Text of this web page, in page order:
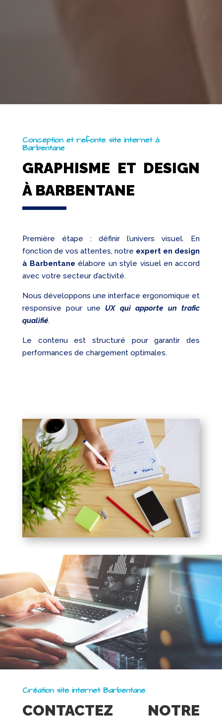
Conception et refonte site internet à
Barbentane
GRAPHISME ET DESIGN
À BARBENTANE
Première étape : définir l’univers visuel. En
fonction de vos attentes, notre expert en design
à Barbentane élabore un style visuel en accord
avec votre secteur d’activité.
Nous développons une interface ergonomique et
responsive pour une UX qui apporte un trafic
qualifié.
Le contenu est structuré pour garantir des
performances de chargement optimales.
Création site internet Barbentane
CONTACTEZ NOTRE